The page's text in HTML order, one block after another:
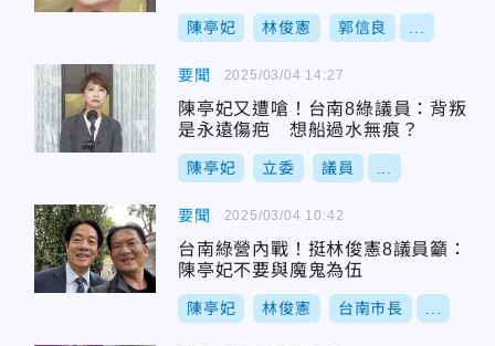
陳亭妃 林俊憲 郭信良
要聞
陳亭妃又遭嗆！台南8綠議員：背叛
是永遠傷疤 想船過水無痕？
陳亭妃 立委 議員
2025/03/04 14:27
要聞
台南綠營內戰！挺林俊憲8議員籲：
陳亭妃不要與魔鬼為伍
陳亭妃 林俊憲 台南市長
2025/03/04 10:42